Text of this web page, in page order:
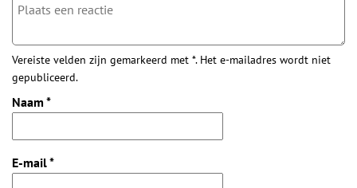
Vereiste velden zijn gemarkeerd met *. Het e-mailadres wordt niet
gepubliceerd.
Naam *
E-mail*